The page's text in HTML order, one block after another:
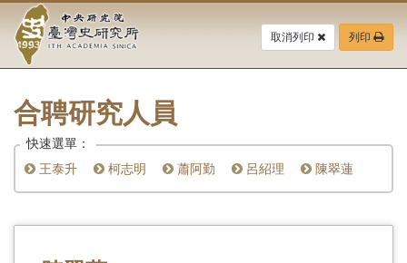
要
中
央
研
究
院-
臺
灣
取消列印 列印
合聘研究人員
快速選單：
王泰升
柯志明 蕭阿勤 呂紹理 陳翠蓮